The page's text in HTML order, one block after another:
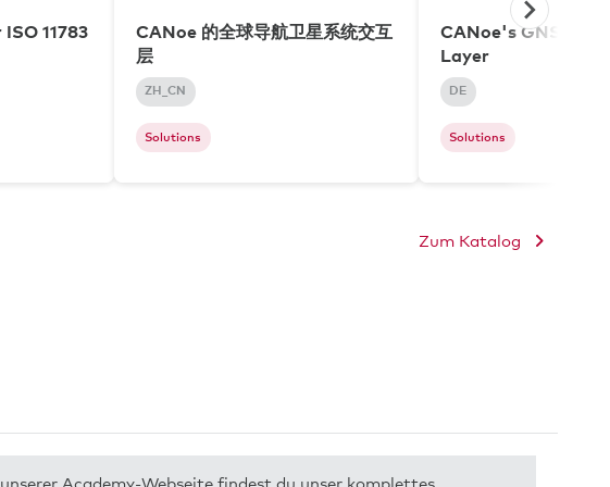
11783
CANoe 的全球导航卫星系统交互
层
ZH_CN
Solutions
CANoe's GNSS
Layer
DE
Solutions
Zum Katalog